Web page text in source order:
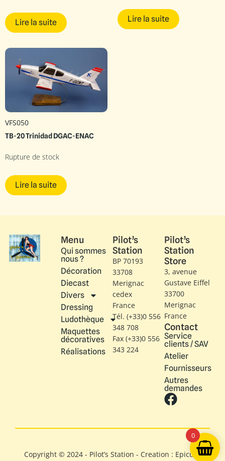
Lire la suite Lire la suite
VFS050
TB-20 Trinidad DGAC-ENAC
Rupture de stock
Lire la suite
Menu
Qui sommes
nous ?
Décoration
Diecast
Divers
Dressing
Ludothèque
Maquettes
décoratives
Réalisations
Pilot’s
Station
BP 70193
33708
Merignac
cedex
France
Tél. (+33)0 556
348 708
Fax (+33)0 556
343 224
Pilot’s
Station
Store
3, avenue
Gustave Eiffel​
33700
Merignac
France
Contact
Service
clients / SAV
Atelier
Fournisseurs
Autres
demandes
Copyright © 2024 - Pilot’s Station - Creation : Epicure
0